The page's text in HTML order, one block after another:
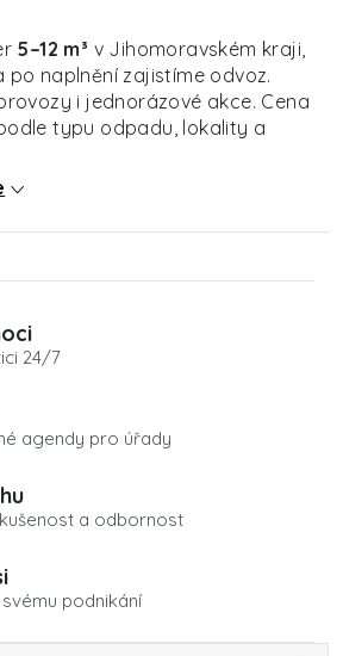
5–12 m³ v Jihomoravském kraji,
po naplnění zajistíme odvoz.
i jednorázové akce. Cena
typu odpadu, lokality a
24/7
agendy pro úřady
a odbornost
podnikání